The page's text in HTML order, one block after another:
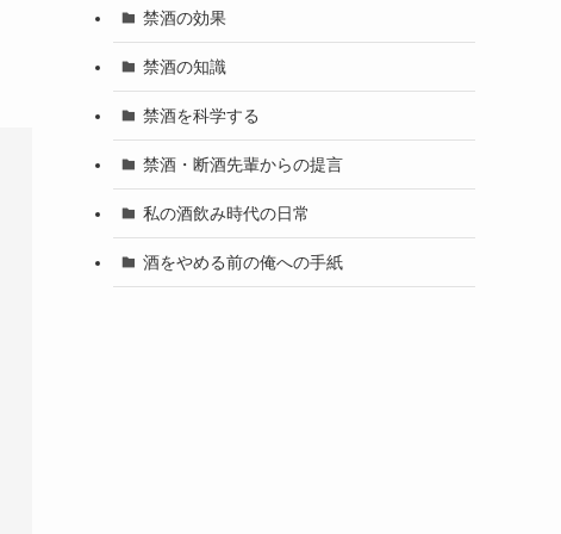
禁酒の効果
禁酒の知識
禁酒を科学する
禁酒・断酒先輩からの提言
私の酒飲み時代の日常
酒をやめる前の俺への手紙